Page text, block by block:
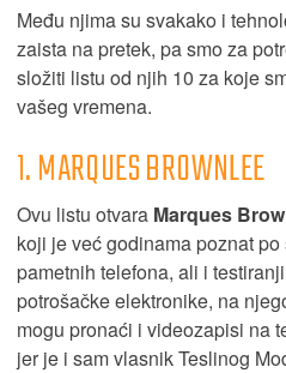
Među njima su svakako i
zaista na pretek, pa smo za
složiti listu od njih 10 za koje
vašeg vremena.
1. MARQUES BROWNLEE
Ovu listu otvara Marques
koji je već godinama poznat
pametnih telefona, ali i
potrošačke elektronike, na
mogu pronaći i videozapisi na
jer je i sam vlasnik Teslinog